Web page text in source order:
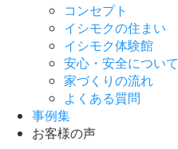
コンセプト
イシモクの住まい
イシモク体験館
安心・安全について
家づくりの流れ
よくある質問
事例集
お客様の声